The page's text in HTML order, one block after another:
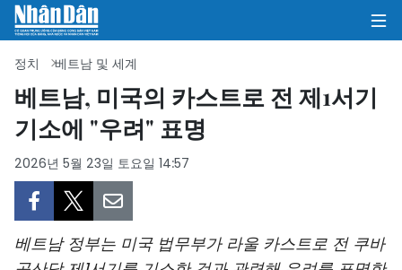
집
정치
비즈니스
정치 베트남 및 세계
베트남, 미국의 카스트로 전 제1서기
기소에 "우려" 표명
2026년 5월 23일 토요일 14:57
베트남 정부는 미국 법무부가 라울 카스트로 전 쿠바